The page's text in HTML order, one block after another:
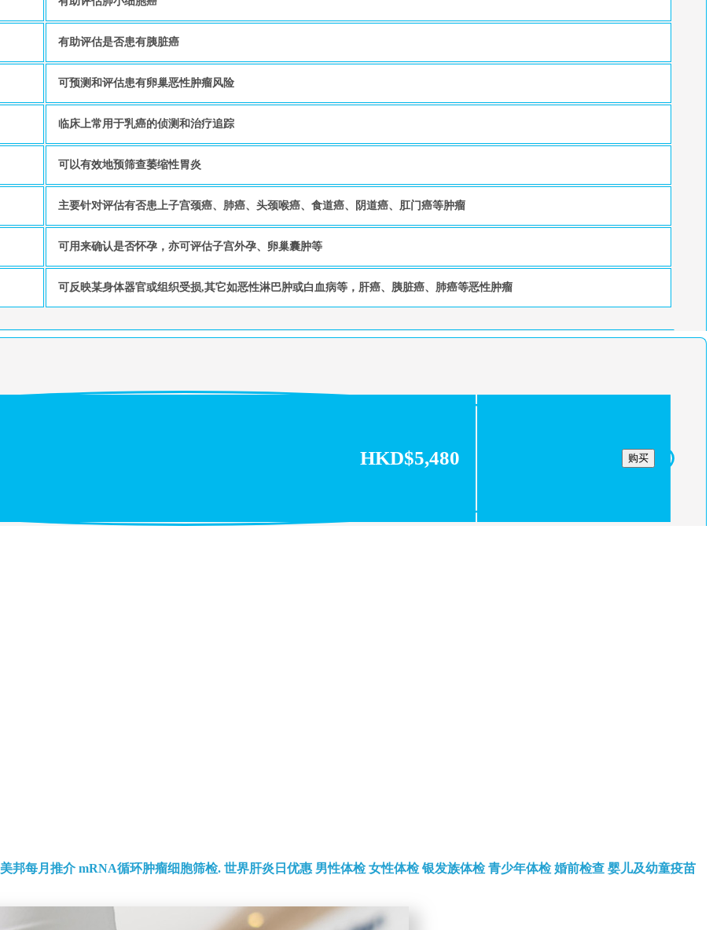
有助评估是否患有胰脏癌
可预测和评估患有卵巢恶性肿瘤风险
临床上常用于乳癌的侦测和治疗追踪
可以有效地预筛查萎缩性胃炎
主要针对评估有否患上子宫颈癌、肺癌、头颈喉癌、食道癌、阴道癌、肛门癌等肿瘤
可用来确认是否怀孕，亦可评估子宫外孕、卵巢囊肿等
可反映某身体器官或组织受损,其它如恶性淋巴肿或白血病等，肝癌、胰脏癌、肺癌等恶性肿瘤
HKD$5,480 购买
美邦每月推介 mRNA循环肿瘤细胞筛检. 世界肝炎日优惠 男性体检 女性体检 银发族体检 青少年体检 婚前检查 婴儿及幼童疫苗